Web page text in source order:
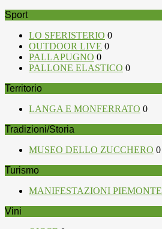
Sport
LO SFERISTERIO 0
OUTDOOR LIVE 0
PALLAPUGNO 0
PALLONE ELASTICO 0
Territorio
LANGA E MONFERRATO 0
Tradizioni/Storia
MUSEO DELLO ZUCCHERO 0
Turismo
MANIFESTAZIONI PIEMONTE
Vini